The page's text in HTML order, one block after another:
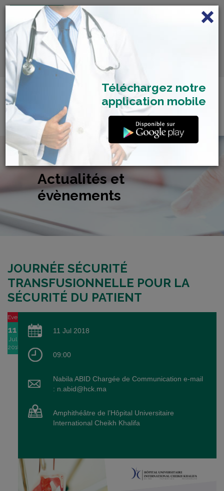
FRANÇAIS
Centre de Check-up Bilan
Santé
Actualités et
évènements
JOURNÉE SÉCURITÉ
TRANSFUSIONNELLE POUR LA
SÉCURITÉ DU PATIENT
Event
11
Jul
2018
11 Jul 2018
09:00
Nabila ABID Chargée de Communication e-mail
: n.abid@hck.ma
Amphithéâtre de l’Hôpital Universitaire
International Cheikh Khalifa
Téléchargez notre
application mobile